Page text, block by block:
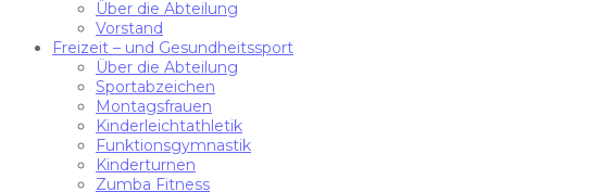
Über die Abteilung
Vorstand
Freizeit – und Gesundheitssport
Über die Abteilung
Sportabzeichen
Montagsfrauen
Kinderleichtathletik
Funktionsgymnastik
Kinderturnen
Zumba Fitness